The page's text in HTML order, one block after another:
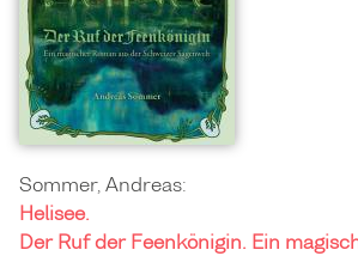
Sommer, Andreas:
Helisee.
Der Ruf der Feenkönigin. Ein